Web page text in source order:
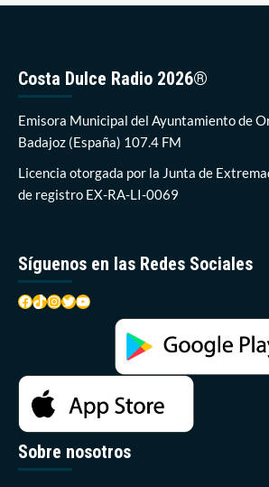
fin
de
semana
Orellana
Costa Dulce Radio 2026®
Emisora Municipal del Ayuntamiento de
Badajoz (España) 107.4 FM
Licencia otorgada por la Junta de
de registro EX-RA-LI-0069
Síguenos en las Redes Sociales
Facebook
TikTok
Instagram
Twitter
YouTube
Sobre nosotros